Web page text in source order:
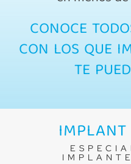
CONOCE
CON LOS QUE
TE